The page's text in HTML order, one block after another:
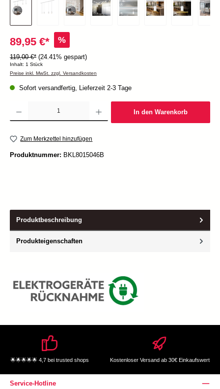
89,95 €* %
119,00 €* (24.41% gespart)
Inhalt: 1 Stück
Preise inkl. MwSt. zzgl. Versandkosten
Sofort versandfertig, Lieferzeit 2-3 Tage
Produkt Anzahl: Gib den gewünschten Wert ein oder benutze die Schaltflächen um die
In den Warenkorb
Zum Merkzettel hinzufügen
Produktnummer: BKL8015046B
Produktbeschreibung
Produkteigenschaften
🌟🌟🌟🌟🌟 4,7 bei trusted shops Kostenloser Versand ab 30€ Einkaufswert
Service-Hotline